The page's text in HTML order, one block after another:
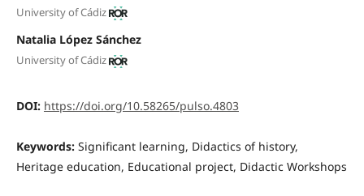
University of Cádiz
Natalia López Sánchez
University of Cádiz
DOI: https://doi.org/10.58265/pulso.4803
Keywords: Significant learning, Didactics of history,
Heritage education, Educational project, Didactic Workshops